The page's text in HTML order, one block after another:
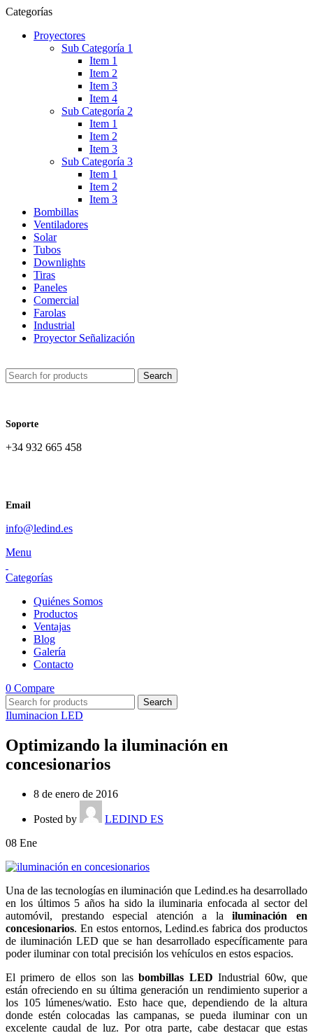
Categorías
Proyectores
Sub Categoría 1
Item 1
Item 2
Item 3
Item 4
Sub Categoría 2
Item 1
Item 2
Item 3
Sub Categoría 3
Item 1
Item 2
Item 3
Bombillas
Ventiladores
Solar
Tubos
Downlights
Tiras
Paneles
Comercial
Farolas
Industrial
Proyector Señalización
Search
Soporte
+34 932 665 458‬
Email
info@ledind.es
Menu
Categorías
Quiénes Somos
Productos
Ventajas
Blog
Galería
Contacto
0 Compare
Search
Iluminacion LED
Optimizando la iluminación en
concesionarios
8 de enero de 2016
Posted by
LEDIND ES
08 Ene
Una de las tecnologías en iluminación que Ledind.es ha desarrollado
en los últimos 5 años ha sido la iluminaria enfocada al sector del
automóvil, prestando especial atención a lailuminación en
concesionarios. En estos entornos, Ledind.es fabrica dos productos
de iluminación LED que se han desarrollado específicamente para
poder iluminar con total precisión los vehículos en estos espacios.
El primero de ellos son lasbombillas LED Industrial 60w, que
están ofreciendo en su última generación un rendimiento superior a
los 105 lúmenes/watio. Esto hace que, dependiendo de la altura
donde estén colocadas las campanas, se pueda iluminar con un
excelente caudal de luz. Por otra parte, cabe destacar que estas